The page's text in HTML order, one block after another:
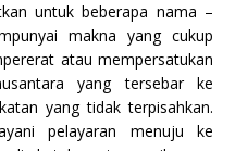
untuk beberapa nama –
makna yang cukup
atau mempersatukan
yang tersebar ke
yang tidak terpisahkan.
pelayaran menuju ke